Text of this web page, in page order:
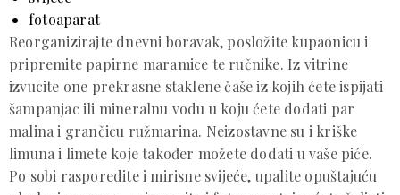
fotoaparat
Reorganizirajte dnevni boravak, posložite kupaonicu i
pripremite papirne maramice te ručnike. Iz vitrine
izvucite one prekrasne staklene čaše iz kojih ćete ispijati
šampanjac ili mineralnu vodu u koju ćete dodati par
malina i grančicu ružmarina. Neizostavne su i kriške
limuna i limete koje također možete dodati u vaše piće.
Po sobi rasporedite i mirisne svijeće, upalite opuštajuću